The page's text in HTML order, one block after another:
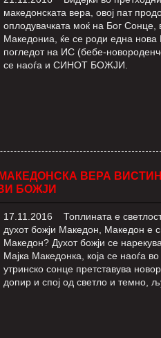
македонската вера, овој пат
оплодувачката моќ на Бог
Македониа, ќе се роди една
погледот на ИС (бебе-
се наоѓа и СИНОТ БОЖЈИ.
ВЕРА
БОЖЈИ
17.11.2016 Топлината е
духот божји Македон, Македон е
Македон? Духот божји се
Мајка Македонка, која се наоѓа
утринско сонце претставува
допир и спој од светло и темно,